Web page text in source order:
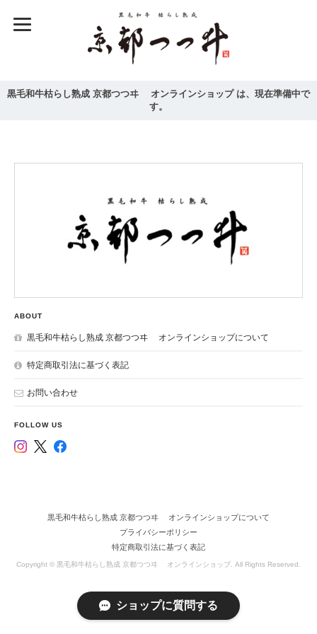
黒毛和牛枯らし熟成 京都つつヰ オンラインショップ は、現在準備中で
す。
ABOUT
黒毛和牛枯らし熟成 京都つつヰ オンラインショップについて
特定商取引法に基づく表記
お問い合わせ
FOLLOW US
黒毛和牛枯らし熟成 京都つつヰ オンラインショップについて
プライバシーポリシー
特定商取引法に基づく表記
Copyright © 黒毛和牛枯らし熟成 京都つつヰ オンラインショップ. All Rights Reserved.
ショップに質問する